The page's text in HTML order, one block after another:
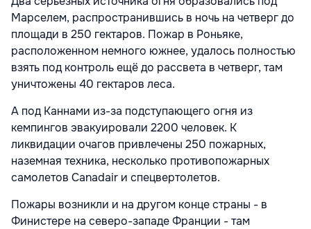
Марселем, распространившись в ночь на четверг до
площади в 250 гектаров. Пожар в Роньяке,
расположенном немного южнее, удалось полностью
взять под контроль ещё до рассвета в четверг, там
уничтожены 40 гектаров леса.
А под Каннами из-за подступающего огня из
кемпингов эвакуировали 2200 человек. К
ликвидации очагов привлечены 250 пожарных,
наземная техника, несколько противопожарных
самолетов Canadair и спецвертолетов.
Пожары возникли и на другом конце страны - в
Финистере на северо-западе Франции - там